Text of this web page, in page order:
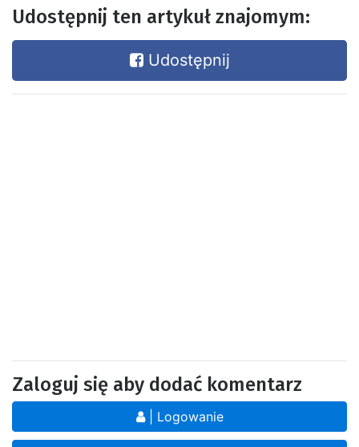
Udostępnij ten artykuł znajomym:
Udostępnij
Zaloguj się aby dodać komentarz
| Logowanie